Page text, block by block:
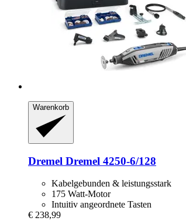
Warenkorb
Dremel Dremel 4250-​6/128
Kabelgebunden & leistungsstark
175 Watt-Motor
Intuitiv angeordnete Tasten
€ 238,99